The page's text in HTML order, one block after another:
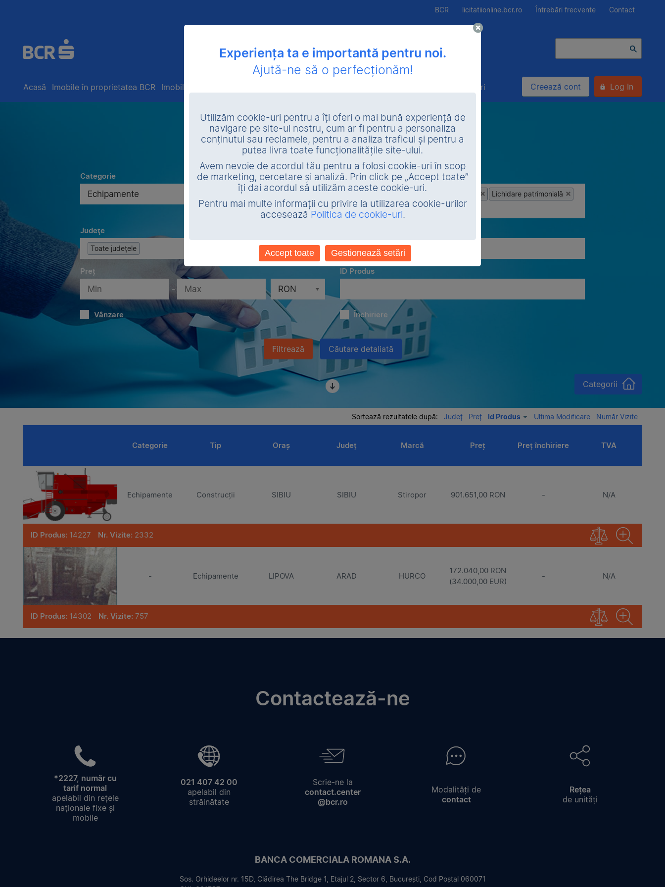
BCR licitatiionline.bcr.ro Întrebări frecvente Contact
Acasă Imobile în proprietatea BCR Imobile în executare Alte bunuri Creează cont Log In
Caută
Categorie
Echipamente
Stadiu garanție
Executare silită În proprietatea BCR
Lichidare patrimonială
Vânzare voluntară
Judeţe
Toate judeţele Toate localităţile
Preț
- RON
ID Produs
Vânzare Închiriere
Filtrează Căutare detaliată
Categorii
Sortează rezultatele după: Județ Preț Id Produs Ultima Modificare Număr Vizite
Categorie Tip Oraș Județ Marcă Preț Preț închiriere TVA
Echipamente Construcții SIBIU SIBIU Stiropor 901.651,00 RON - N/A
ID Produs: 14227 Nr. Vizite: 2332
- Echipamente LIPOVA ARAD HURCO
172.040,00 RON
(34.000,00 EUR)
- N/A
ID Produs: 14302 Nr. Vizite: 757
Contactează-ne
*2227, număr cu
tarif normal
apelabil din rețele
naționale fixe și
mobile
021 407 42 00
apelabil din
străinătate
Scrie-ne la
contact.center
@bcr.ro
Modalități de
contact
Rețea
de unități
BANCA COMERCIALA ROMANA S.A.
Sos. Orhideelor nr. 15D, Clădirea The Bridge 1, Etajul 2, Sector 6, București, Cod Poștal 060071
Experiența ta e importantă pentru noi.
Ajută-ne să o perfecționăm!
Utilizăm cookie-uri pentru a îți oferi o mai bună experiență de
navigare pe site-ul nostru, cum ar fi pentru a personaliza
conținutul sau reclamele, pentru a analiza traficul și pentru a
putea livra toate funcționalitățile site-ului.
Avem nevoie de acordul tău pentru a folosi cookie-uri în scop
de marketing, cercetare și analiză. Prin click pe „Accept toate”
îți dai acordul să utilizăm aceste cookie-uri.
Pentru mai multe informații cu privire la utilizarea cookie-urilor
accesează Politica de cookie-uri.
Accept toate Gestionează setări